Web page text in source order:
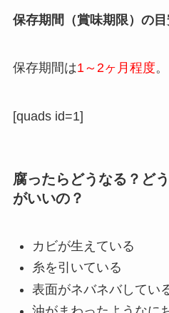
保存期間（賞味期限）の目
保存期間は1～2ヶ月程度。
[quads id=1]
腐ったらどうなる？ど
がいいの？
カビが生えている
糸を引いている
表面がネバネバしてい